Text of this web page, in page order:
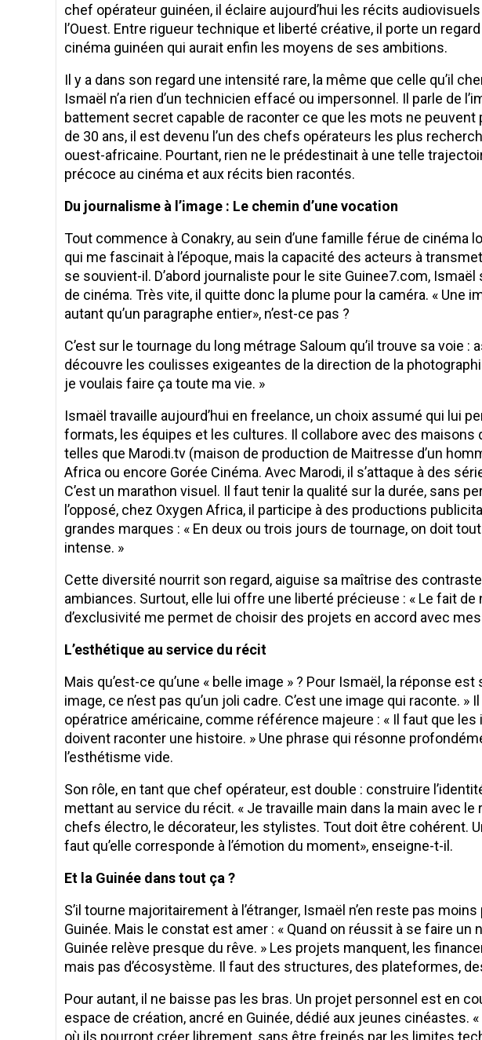
chef opérateur guinéen, il éclaire aujourd’hui les récits
l’Ouest. Entre rigueur technique et liberté créative, il porte un
cinéma guinéen qui aurait enfin les moyens de ses ambitions.
Il y a dans son regard une intensité rare, la même que celle qu’il
Ismaël n’a rien d’un technicien effacé ou impersonnel. Il parle de
battement secret capable de raconter ce que les mots ne peuvent
de 30 ans, il est devenu l’un des chefs opérateurs les plus
ouest-africaine. Pourtant, rien ne le prédestinait à une telle
précoce au cinéma et aux récits bien racontés.
Du journalisme à l’image : Le chemin d’une vocation
Tout commence à Conakry, au sein d’une famille férue de cinéma
qui me fascinait à l’époque, mais la capacité des acteurs à
se souvient-il. D’abord journaliste pour le site Guinee7.com,
de cinéma. Très vite, il quitte donc la plume pour la caméra. « Une
autant qu’un paragraphe entier», n’est-ce pas ?
C’est sur le tournage du long métrage Saloum qu’il trouve sa voie :
découvre les coulisses exigeantes de la direction de la
je voulais faire ça toute ma vie. »
Ismaël travaille aujourd’hui en freelance, un choix assumé qui lui
formats, les équipes et les cultures. Il collabore avec des
telles que Marodi.tv (maison de production de Maitresse d’un
Africa ou encore Gorée Cinéma. Avec Marodi, il s’attaque à des
C’est un marathon visuel. Il faut tenir la qualité sur la durée, sans
l’opposé, chez Oxygen Africa, il participe à des productions
grandes marques : « En deux ou trois jours de tournage, on doit
intense. »
Cette diversité nourrit son regard, aiguise sa maîtrise des
ambiances. Surtout, elle lui offre une liberté précieuse : « Le fait de
d’exclusivité me permet de choisir des projets en accord avec
L’esthétique au service du récit
Mais qu’est-ce qu’une « belle image » ? Pour Ismaël, la réponse
image, ce n’est pas qu’un joli cadre. C’est une image qui raconte. »
opératrice américaine, comme référence majeure : « Il faut que les
doivent raconter une histoire. » Une phrase qui résonne
l’esthétisme vide.
Son rôle, en tant que chef opérateur, est double : construire
mettant au service du récit. « Je travaille main dans la main avec
chefs électro, le décorateur, les stylistes. Tout doit être cohérent.
faut qu’elle corresponde à l’émotion du moment», enseigne-t-il.
Et la Guinée dans tout ça ?
S’il tourne majoritairement à l’étranger, Ismaël n’en reste pas
Guinée. Mais le constat est amer : « Quand on réussit à se faire un
Guinée relève presque du rêve. » Les projets manquent, les
mais pas d’écosystème. Il faut des structures, des plateformes,
Pour autant, il ne baisse pas les bras. Un projet personnel est en
espace de création, ancré en Guinée, dédié aux jeunes cinéastes. «
où ils pourront créer librement, sans être freinés par les limites